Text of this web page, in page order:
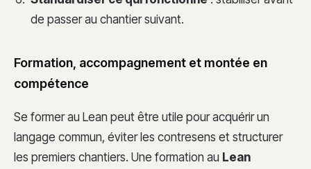
de passer au chantier suivant.
Formation, accompagnement et montée en
compétence
Se former au Lean peut être utile pour acquérir un
langage commun, éviter les contresens et structurer
les premiers chantiers. Une formation au Lean